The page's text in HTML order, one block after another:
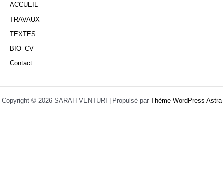
ACCUEIL
TRAVAUX
TEXTES
BIO_CV
Contact
Copyright © 2026 SARAH VENTURI | Propulsé par Thème WordPress Astra